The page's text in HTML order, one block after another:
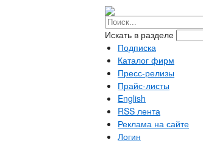
Искать в разделе
Подписка
Каталог фирм
Пресс-релизы
Прайс-листы
English
RSS лента
Реклама на сайте
Логин